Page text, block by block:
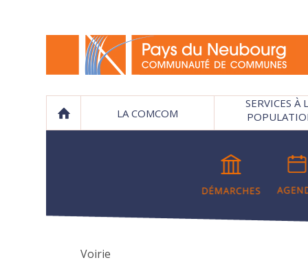
LA COMCOM
SERVICES À
Voirie